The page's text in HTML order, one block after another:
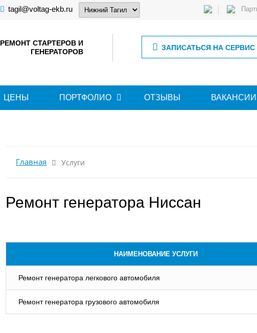
tagil@voltag-ekb.ru
ЗАПИСАТЬСЯ НА СЕРВИС
РЕМОНТ СТАРТЕРОВ И
ГЕНЕРАТОРОВ
ЦЕНЫ ПОРТФОЛИО ОТЗЫВЫ ВАКАНСИИ
Главная Услуги
Ремонт генератора Ниссан
НАИМЕНОВАНИЕ УСЛУГИ
Ремонт генератора легкового автомобиля
Ремонт генератора грузового автомобиля